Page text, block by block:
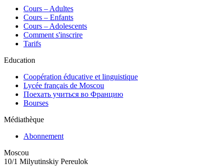
Сours – Adultes
Cours – Enfants
Cours – Adolescents
Comment s'inscrire
Tarifs
Education
Coopération éducative et linguistique
Lycée français de Moscou
Поехать учиться во Францию
Bourses
Médiathèque
Abonnement
Moscou
10/1 Milyutinskiy Pereulok